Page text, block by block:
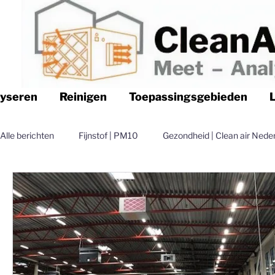
Reinigen Toepassingsgebieden
Alle berichten Fijnstof | PM10 Gezondheid | Clean air
Logistiek | Clean air Nederland Luchtfilteren | Clean air
Magazijn | Clean air Nederland Distributie | Clean air